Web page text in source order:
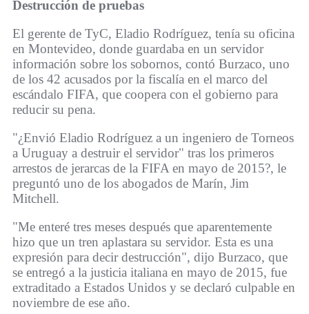
Destrucción de pruebas
El gerente de TyC, Eladio Rodríguez, tenía su oficina
en Montevideo, donde guardaba en un servidor
información sobre los sobornos, contó Burzaco, uno
de los 42 acusados por la fiscalía en el marco del
escándalo FIFA, que coopera con el gobierno para
reducir su pena.
"¿Envió Eladio Rodríguez a un ingeniero de Torneos
a Uruguay a destruir el servidor" tras los primeros
arrestos de jerarcas de la FIFA en mayo de 2015?, le
preguntó uno de los abogados de Marín, Jim
Mitchell.
"Me enteré tres meses después que aparentemente
hizo que un tren aplastara su servidor. Esta es una
expresión para decir destrucción", dijo Burzaco, que
se entregó a la justicia italiana en mayo de 2015, fue
extraditado a Estados Unidos y se declaró culpable en
noviembre de ese año.